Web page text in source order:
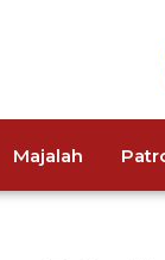
Majalah